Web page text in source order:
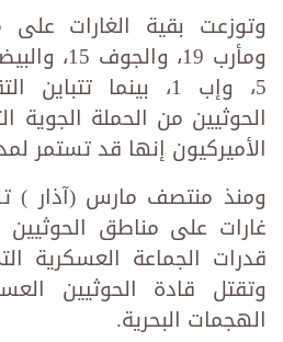
5، وإب 1، بينما
الحوثيين من الحملة
الأميركيون إنها قد تستمر
ومنذ منتصف مارس (آذار )
غارات على مناطق
قدرات الجماعة العسكرية
وتقتل قادة الحوثيين
الهجمات البحرية.